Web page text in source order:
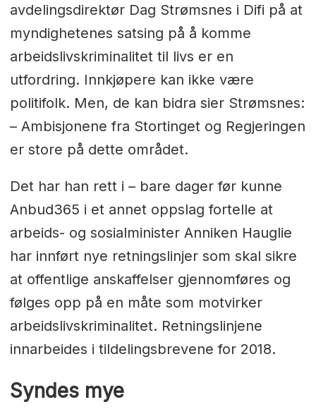
avdelingsdirektør Dag Strømsnes i Difi på at
myndighetenes satsing på å komme
arbeidslivskriminalitet til livs er en
utfordring. Innkjøpere kan ikke være
politifolk. Men, de kan bidra sier Strømsnes:
– Ambisjonene fra Stortinget og Regjeringen
er store på dette området.
Det har han rett i – bare dager før kunne
Anbud365 i et annet oppslag fortelle at
arbeids- og sosialminister Anniken Hauglie
har innført nye retningslinjer som skal sikre
at offentlige anskaffelser gjennomføres og
følges opp på en måte som motvirker
arbeidslivskriminalitet. Retningslinjene
innarbeides i tildelingsbrevene for 2018.
Syndes mye